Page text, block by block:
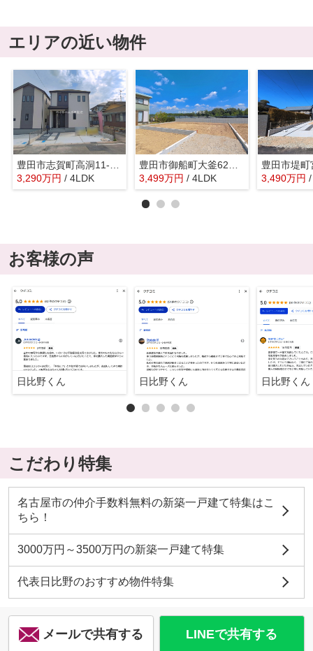
エリアの近い物件
3,290万円 / 4LDK
3,499万円 / 4LDK 3,490万円
お客様の声
日比野くん 日比野くん 日比野くん
こだわり特集
名古屋市の仲介手数料無料の新築一戸建て特集はこ
ちら！
3000万円～3500万円の新築一戸建て特集
代表日比野のおすすめ物件特集
メールで共有する LINEで共有する